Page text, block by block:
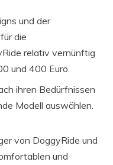
und der
die
relativ vernünftig
und 400 Euro.
ihren Bedürfnissen
Modell auswählen.
von DoggyRide und
und